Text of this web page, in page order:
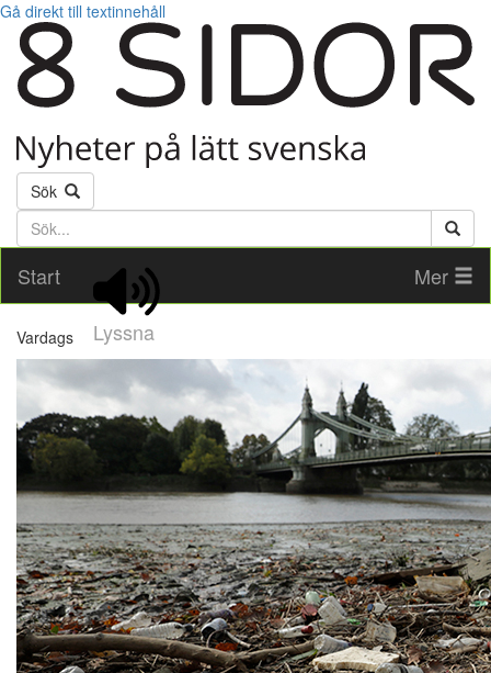
Gå direkt till textinnehåll
Sök
Söktext
Start
Lyssna
Mer
Vardags